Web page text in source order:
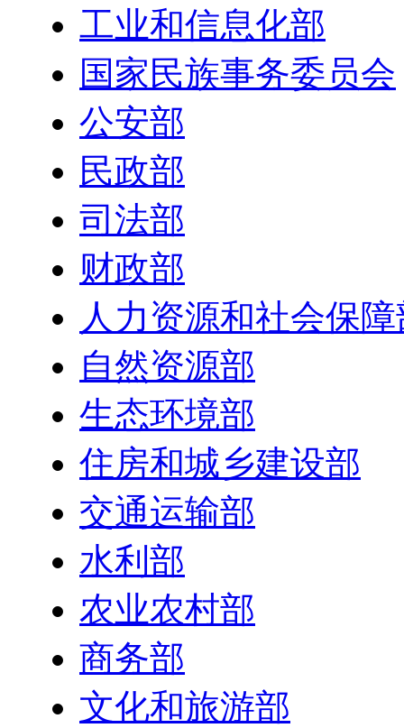
工业和信息化部
国家民族事务委员会
公安部
民政部
司法部
财政部
人力资源和社会保
自然资源部
生态环境部
住房和城乡建设部
交通运输部
水利部
农业农村部
商务部
文化和旅游部